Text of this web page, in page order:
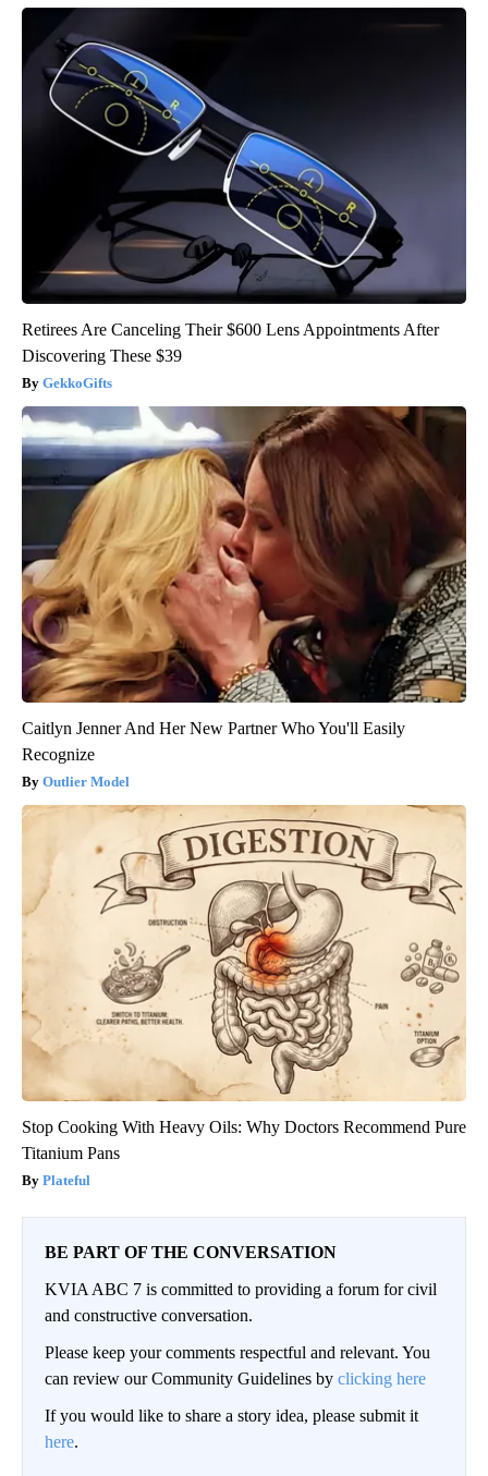
Retirees Are Canceling Their $600 Lens Appointments After
Discovering These $39
GekkoGifts
Caitlyn Jenner And Her New Partner Who You'll Easily
Recognize
Outlier Model
Stop Cooking With Heavy Oils: Why Doctors Recommend Pure
Titanium Pans
Plateful
BE PART OF THE CONVERSATION
KVIA ABC 7 is committed to providing a forum for civil
and constructive conversation.
Please keep your comments respectful and relevant. You
can review our Community Guidelines by clicking here
If you would like to share a story idea, please submit it
here.